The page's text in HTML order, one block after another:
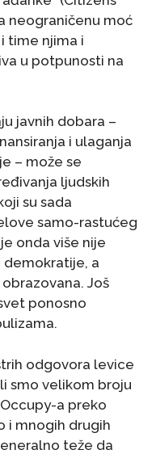
neograničenu moć
time njima i
u potpunosti na
javnih dobara –
i ulaganja
– može se
ljudskih
su sada
samo-rastućeg
onda više nije
demokratije, a
Još
ponosno
odgovora levice
smo velikom broju
a preko
i mnogih drugih
teže da